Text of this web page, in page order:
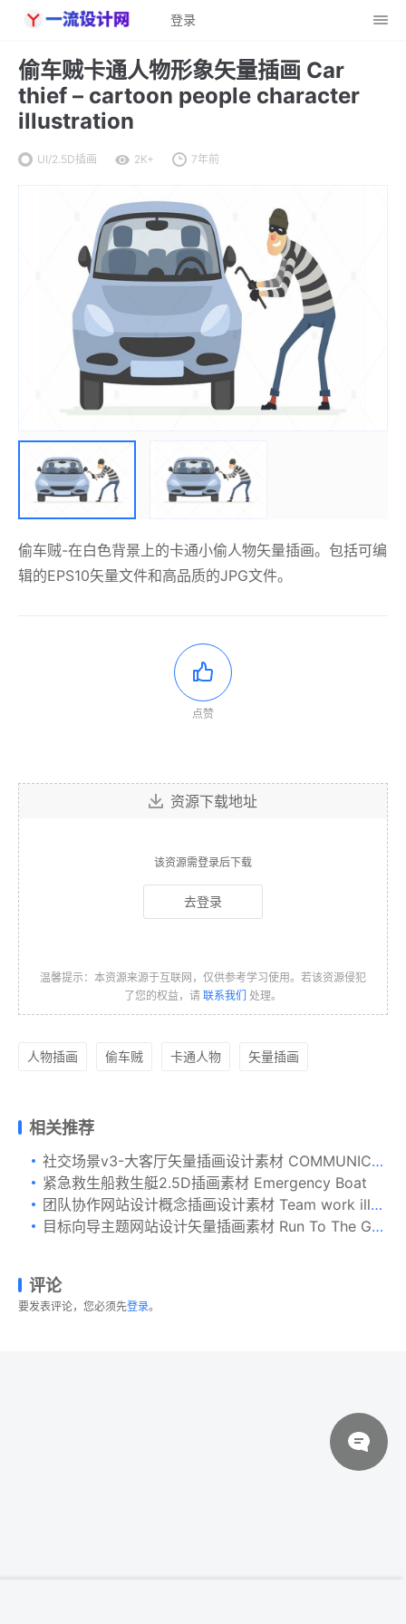
登录
偷车贼卡通人物形象矢量插画 Car
thief – cartoon people character
illustration
UI/2.5D插画 2K+ 7年前
偷车贼-在白色背景上的卡通小偷人物矢量插画。包括可编
辑的EPS10矢量文件和高品质的JPG文件。
点赞
资源下载地址
该资源需登录后下载
去登录
温馨提示：本资源来源于互联网，仅供参考学习使用。若该资源侵犯
了您的权益，请 联系我们 处理。
人物插画 偷车贼 卡通人物 矢量插画
相关推荐
社交场景v3-大客厅矢量插画设计素材 COMMUNICO VOL. 3 – Big Living Room
紧急救生船救生艇2.5D插画素材 Emergency Boat
团队协作网站设计概念插画设计素材 Team work illustration for website 1.2
目标向导主题网站设计矢量插画素材 Run To The Goal Flat Landing Page Header
评论
要发表评论，您必须先登录。